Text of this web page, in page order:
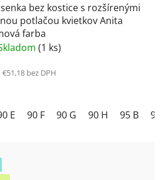
bez kostice s rozšírenými
potlačou kvietkov Anita
farba
(1 ks)
€51,18 bez DPH
E 90 F 90 G 90 H 95 B